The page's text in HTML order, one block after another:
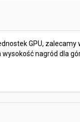
GPU, zalecamy
nagród dla